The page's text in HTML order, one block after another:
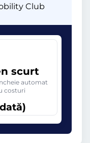
Club
scurt
automat
costuri